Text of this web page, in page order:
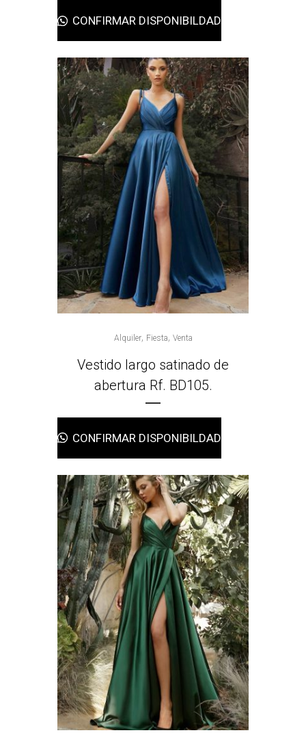
CONFIRMAR DISPONIBILDAD
Alquiler, Fiesta, Venta
Vestido largo satinado de
abertura Rf. BD105.
CONFIRMAR DISPONIBILDAD